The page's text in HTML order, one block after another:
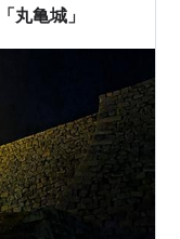
丸亀城」